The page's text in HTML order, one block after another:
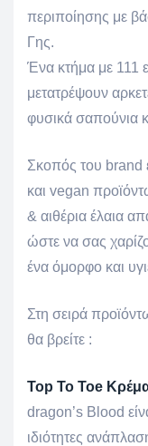
περιποίησης με
Γης.
Ένα κτήμα με 111
μετατρέψουν
φυσικά σαπούνια
Σκοπός του brand
και vegan
& αιθέρια έλαια
ώστε να σας
ένα όμορφο και
Στη σειρά
θα βρείτε :
Top To Toe
dragon’s Blood
ιδιότητες